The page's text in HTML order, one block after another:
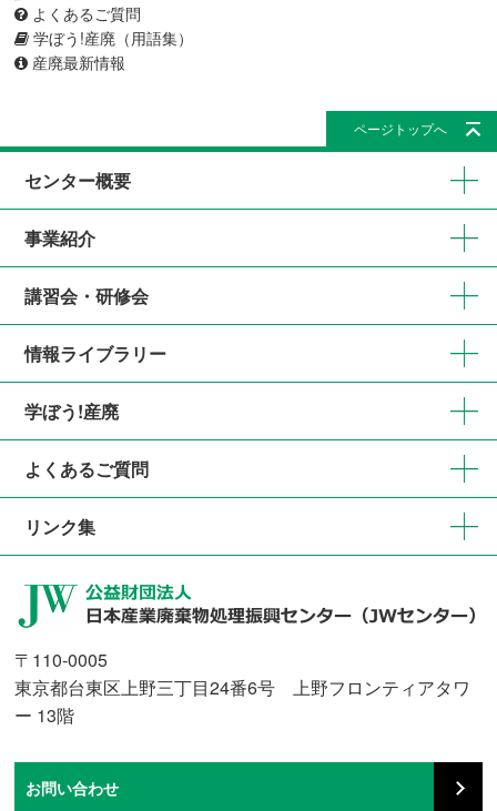
よくあるご質問
学ぼう!産廃（用語集）
産廃最新情報
ページトップへ
センター概要
事業紹介
講習会・研修会
情報ライブラリー
学ぼう!産廃
よくあるご質問
リンク集
〒110-0005
東京都台東区上野三丁目24番6号 上野フロンティアタワ
ー 13階
お問い合わせ